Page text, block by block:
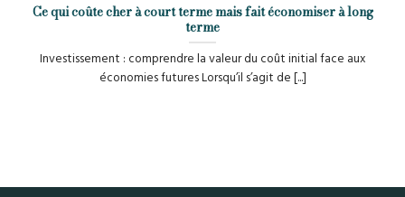
Ce qui coûte cher à court terme mais fait économiser à long
terme
Investissement : comprendre la valeur du coût initial face aux
économies futures Lorsqu’il s’agit de [...]